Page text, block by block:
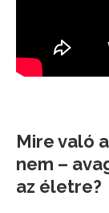
Mire való
nem –
az életre?